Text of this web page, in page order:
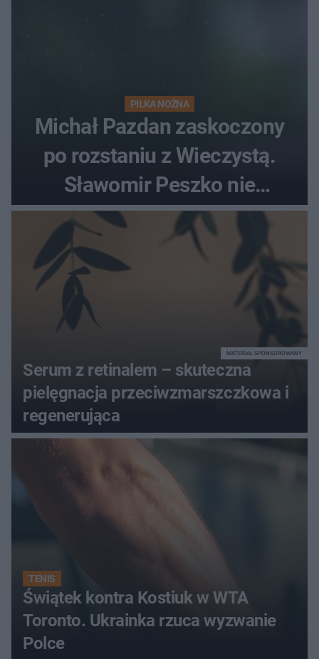
PIŁKA NOŻNA
Michał Pazdan zaskoczony
po rozstaniu z Wieczystą.
Sławomir Peszko nie
dotrzymał słowa?
Serum z retinalem – skuteczna
pielęgnacja przeciwzmarszczkowa i
regenerująca
MATERIAŁ SPONSOROWANY
TENIS
Świątek kontra Kostiuk w WTA
Toronto. Ukrainka rzuca wyzwanie
Polce